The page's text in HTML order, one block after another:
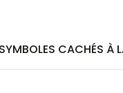
CACHÉS À